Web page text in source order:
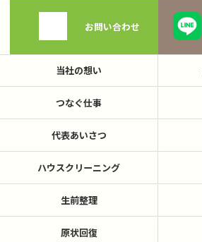
お問い合わせ
当社の想い
つなぐ仕事
代表あいさつ
ハウスクリーニング
生前整理
原状回復